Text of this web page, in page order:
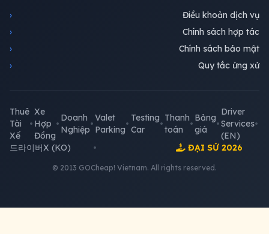
›
Điều khoản dịch vụ
›
Chính sách hợp tác
›
Chính sách bảo mật
›
Quy tắc ứng xử
Thuê
Tài
Xế
•
Xe
Hợp
Đồng
•
Doanh
Nghiệp
•
Valet
Parking
•
Testing
Car
•
Thanh
toán
•
Bảng
giá
•
Driver
Services
(EN)
•
드라이버X (KO) • ĐẠI SỨ 2026
© 2013 GOCheap! Vietnam. All rights reserved.